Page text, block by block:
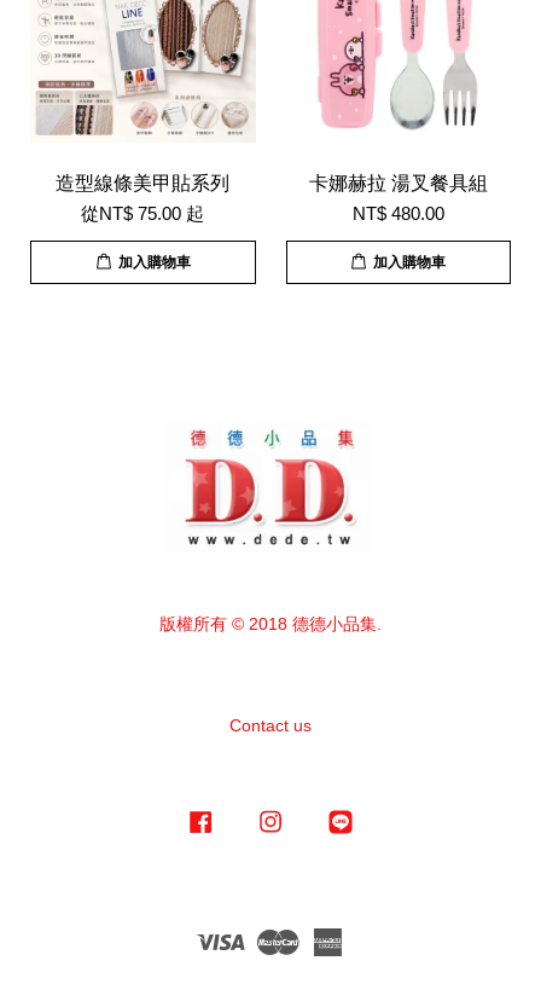
造型線條美甲貼系列
從NT$ 75.00 起
加入購物車
卡娜赫拉 湯叉餐具組
NT$ 480.00
加入購物車
版權所有 © 2018 德德小品集.
Contact us
Facebook Instagram
Visa Master